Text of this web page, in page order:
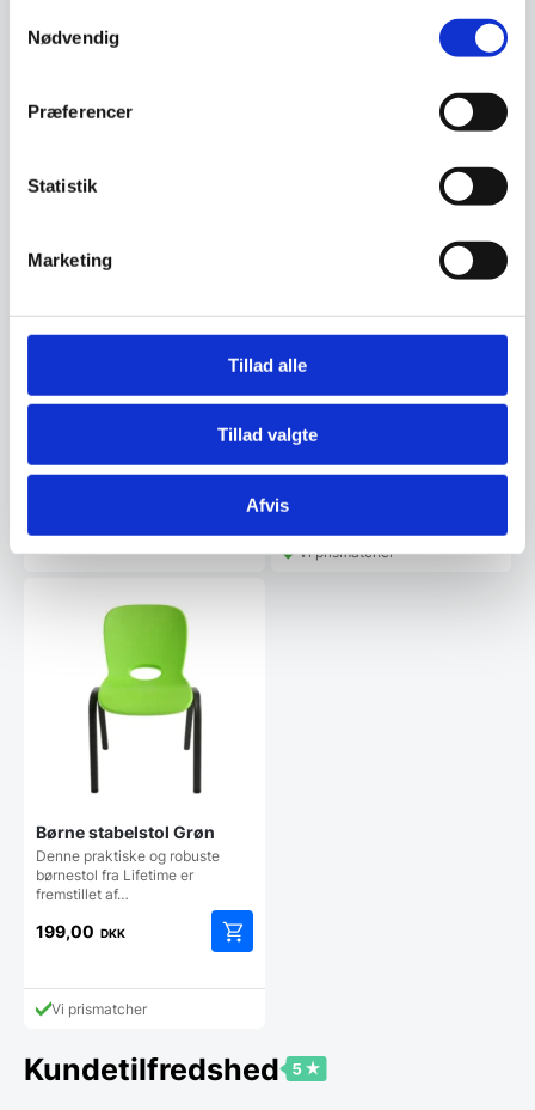
Nødvendig
Præferencer
Statistik
Marketing
Tillad alle
Tillad valgte
Afvis
Lifetime stabelstolen i rød er den
perfekte løsning til både hjem
Børne stabelstol Lilla
Oplev den perfekte løsning til
med denne lille…
199,00DKK
Vi prismatcher
Børne stabelstol Grøn
Denne praktiske og robuste
børnestol fra Lifetime er
fremstillet af…
199,00 DKK
Vi prismatcher
Kundetilfredshed